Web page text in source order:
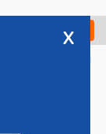
Check in
x